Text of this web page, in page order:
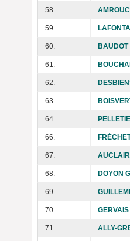
58.
59.
60.
61.
62.
63.
64.
66.
67.
68. DOYON
69.
70.
71. ALLY-